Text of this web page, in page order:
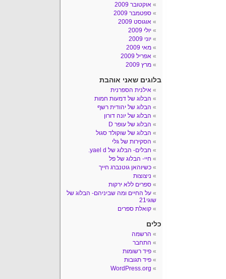
אוקטובר 2009
ספטמבר 2009
אוגוסט 2009
יולי 2009
יוני 2009
מאי 2009
אפריל 2009
מרץ 2009
בלוגים שאני אוהבת
אילנית הספרנית
הבלוג של דמעות חמות
הבלוג של יהודית רשף
הבלוג של יונה דורון
הבלוג של עופר D
הבלוג של שוקולד סגול
הסקירות של גלי
חבלים- הבלוג של yael d.
חיי- הבלוג של פל
כשיוהאן גוטנברג חייך
ניצוצות
ספרים ללא ירקות
על החיים ומה שביניהם- הבלוג של
שוגי21
קואלת ספרים
כלים
הרשמה
התחבר
פיד רשומות
פיד תגובות
WordPress.org